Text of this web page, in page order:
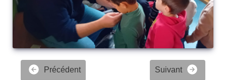
Précédent Suivant